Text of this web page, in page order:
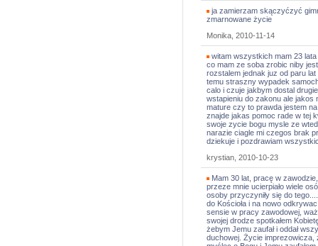
ja zamierzam skączyćzyć
zmarnowane życie
Monika, 2010-11-14
witam wszystkich mam 23
co mam ze soba zrobic niby
rozstalem jednak juz od paru
temu straszny wypadek
calo i czuje jakbym dostal
wstapieniu do zakonu ale jakos
mature czy to prawda jestem
znajde jakas pomoc rade w tej
swoje zycie bogu mysle ze
narazie ciagle mi czegos brak
dziekuje i pozdrawiam
krystian, 2010-10-23
Mam 30 lat, pracę w
przeze mnie ucierpiało wiele
osoby przyczyniły się do
do Kościoła i na nowo
sensie w pracy zawodowej,
swojej drodze spotkałem
żebym Jemu zaufał i oddał
duchowej. Życie imprezowicza,